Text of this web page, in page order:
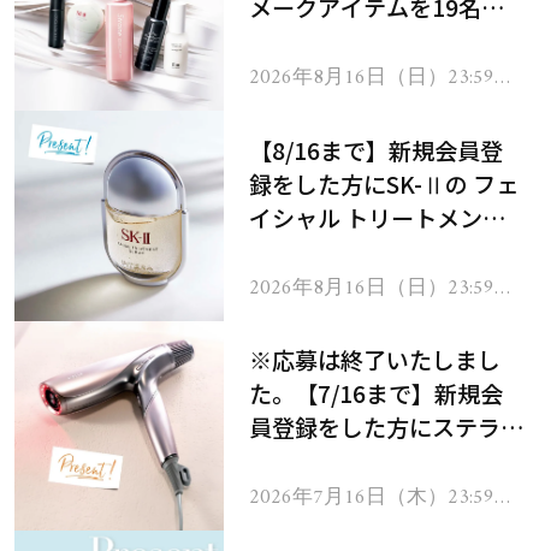
メークアイテムを19名様
2026年8月16日（日）23:59ま
【8/16まで】新規会員登
録をした方にSK-Ⅱの フェ
イシャル トリートメント
2026年8月16日（日）23:59ま
※応募は終了いたしまし
た。【7/16まで】新規会
員登録をした方にステラボ
ヘアドライヤー ジュエル
2026年7月16日（木）23:59ま